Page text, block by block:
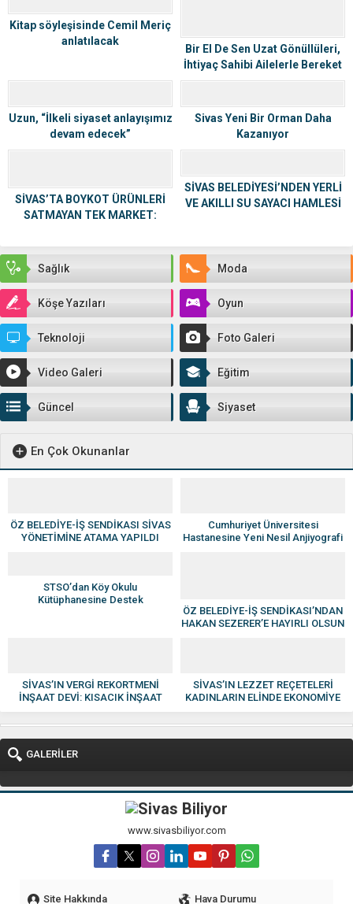
Kitap söyleşisinde Cemil Meriç
anlatılacak
Bir El De Sen Uzat Gönüllüleri,
İhtiyaç Sahibi Ailelerle Bereket
Dolu Bir İftar Buluşması
Uzun, “İlkeli siyaset anlayışımız
devam edecek”
Sivas Yeni Bir Orman Daha
Kazanıyor
SİVAS’TA BOYKOT ÜRÜNLERİ
SATMAYAN TEK MARKET:
SİVAS BELEDİYESİ’NDEN YERLİ
VE AKILLI SU SAYACI HAMLESİ
Sağlık Moda
Köşe Yazıları Oyun
Teknoloji Foto Galeri
Video Galeri Eğitim
Güncel Siyaset
En Çok Okunanlar
ÖZ BELEDİYE-İŞ SENDİKASI SİVAS
YÖNETİMİNE ATAMA YAPILDI
Cumhuriyet Üniversitesi
Hastanesine Yeni Nesil Anjiyografi
STSO’dan Köy Okulu
Kütüphanesine Destek
ÖZ BELEDİYE-İŞ SENDİKASI’NDAN
HAKAN SEZERER’E HAYIRLI OLSUN
SİVAS’IN VERGİ REKORTMENİ
İNŞAAT DEVİ: KISACIK İNŞAAT
GÜVEN VE KALİTENİN ADI OLDU
SİVAS’IN LEZZET REÇETELERİ
KADINLARIN ELİNDE EKONOMİYE
KAZANDIRILIYOR
GALERİLER
www.sivasbiliyor.com
Site Hakkında Hava Durumu